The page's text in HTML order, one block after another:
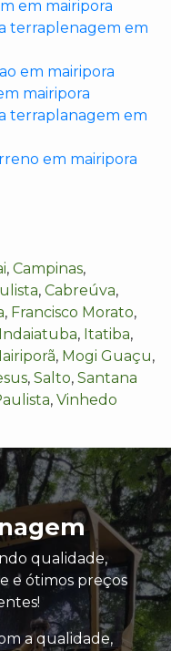
em mairipora
terraplenagem em
em mairipora
mairipora
terraplanagem em
em mairipora
, Campinas,
, Cabreúva,
, Francisco Morato,
Indaiatuba, Itatiba,
, Mogi Guaçu,
, Salto, Santana
, Vinhedo
qualidade,
e ótimos preços
a qualidade,